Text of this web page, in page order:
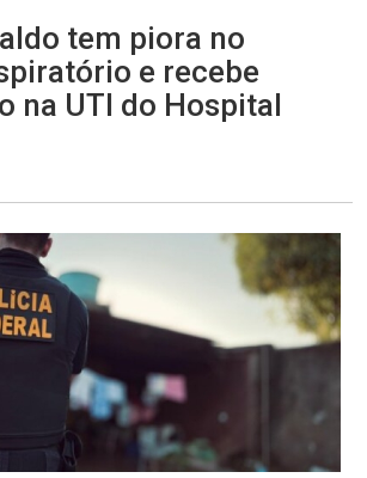
tem piora no
e recebe
na UTI do Hospital